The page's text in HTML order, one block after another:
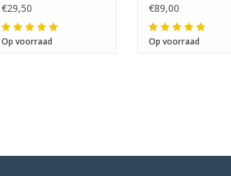
€29,50
Op voorraad
€89,00
Op voorraad